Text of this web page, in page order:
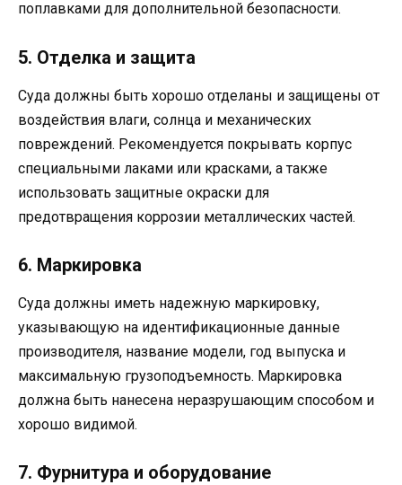
поплавками для дополнительной безопасности.
5. Отделка и защита
Суда должны быть хорошо отделаны и защищены от
воздействия влаги, солнца и механических
повреждений. Рекомендуется покрывать корпус
специальными лаками или красками, а также
использовать защитные окраски для
предотвращения коррозии металлических частей.
6. Маркировка
Суда должны иметь надежную маркировку,
указывающую на идентификационные данные
производителя, название модели, год выпуска и
максимальную грузоподъемность. Маркировка
должна быть нанесена неразрушающим способом и
хорошо видимой.
7. Фурнитура и оборудование